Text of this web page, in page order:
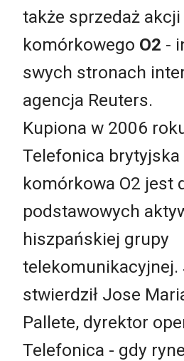
także sprzedaż
komórkowego O2 -
swych stronach
agencja Reuters.
Kupiona w 2006
Telefonica brytyjska
komórkowa O2 jest
podstawowych
hiszpańskiej grupy
telekomunikacyjnej.
stwierdził Jose
Pallete, dyrektor
Telefonica - gdy